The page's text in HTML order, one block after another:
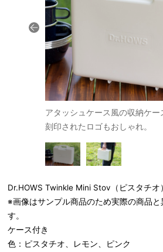
アタッシュケース風の収納ケー
刻印されたロゴもおしゃれ。
Dr.HOWS Twinkle Mini Stov（ピスタチオ
※画像はサンプル商品のため実際の商品と
す。
ケース付き
色：ピスタチオ、レモン、ピンク